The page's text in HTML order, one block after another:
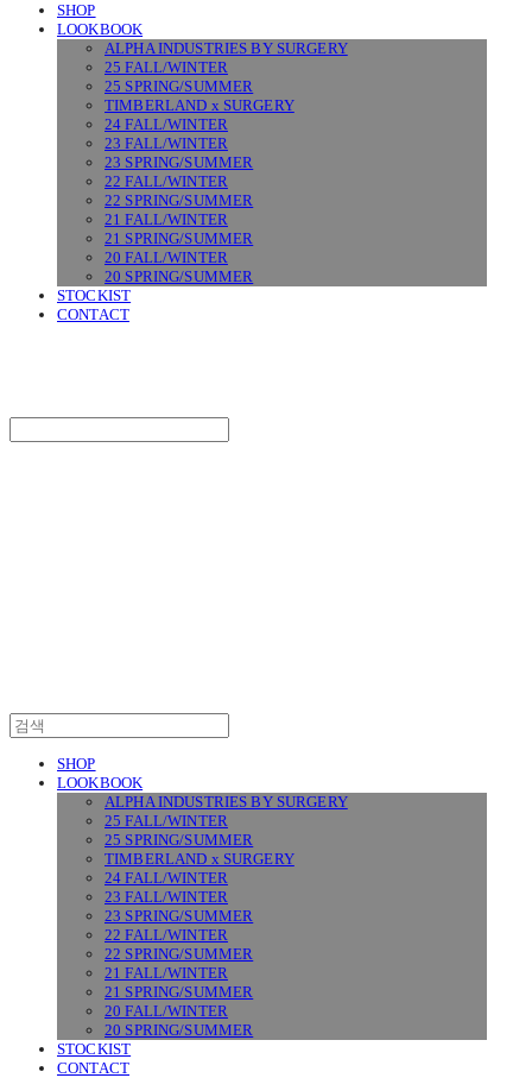
SHOP
LOOKBOOK
ALPHA INDUSTRIES BY SURGERY
25 FALL/WINTER
25 SPRING/SUMMER
TIMBERLAND x SURGERY
24 FALL/WINTER
23 FALL/WINTER
23 SPRING/SUMMER
22 FALL/WINTER
22 SPRING/SUMMER
21 FALL/WINTER
21 SPRING/SUMMER
20 FALL/WINTER
20 SPRING/SUMMER
STOCKIST
CONTACT
SHOP
LOOKBOOK
ALPHA INDUSTRIES BY SURGERY
25 FALL/WINTER
25 SPRING/SUMMER
TIMBERLAND x SURGERY
24 FALL/WINTER
23 FALL/WINTER
23 SPRING/SUMMER
22 FALL/WINTER
22 SPRING/SUMMER
21 FALL/WINTER
21 SPRING/SUMMER
20 FALL/WINTER
20 SPRING/SUMMER
STOCKIST
CONTACT